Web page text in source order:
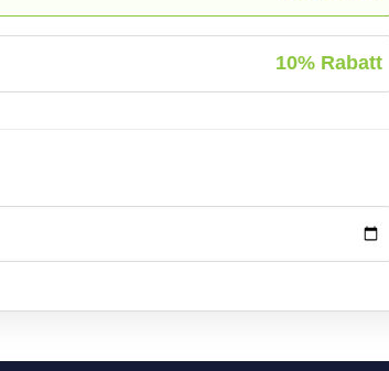
10% Rabatt